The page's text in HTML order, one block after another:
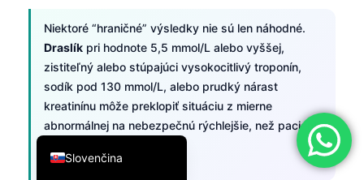
Niektoré “hraničné” výsledky nie sú len náhodné.
Draslík pri hodnote 5,5 mmol/L alebo vyššej,
zistiteľný alebo stúpajúci vysokocitlivý troponín,
sodík pod 130 mmol/L, alebo prudký nárast
kreatinínu môže preklopiť situáciu z mierne
abnormálnej na nebezpečnú rýchlejšie, než pacienti
Slovenčina
English
Deutsch
العربية
Français
עִבְרִית